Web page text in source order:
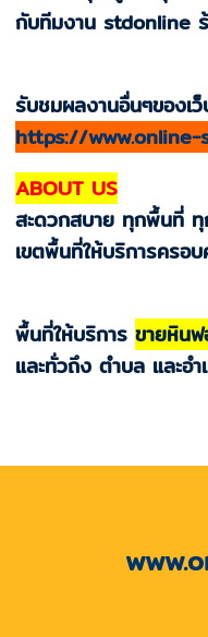
กับทีมงาน stdonline
รับชมผลงานอื่นๆของเ
https://www.online-
ABOUT US
สะดวกสบาย ทุกพื้นที่ ทุ
เขตพื้นที่ให้บริการครอ
พื้นที่ให้บริการขายหิน
และทั่วถึง ตำบล และอ